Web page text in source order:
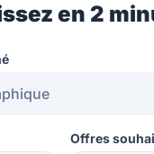
en 2
Offres